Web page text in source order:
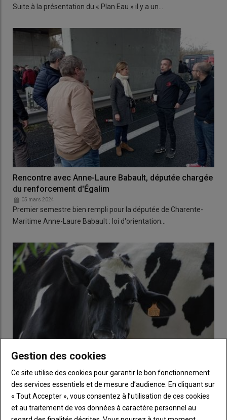
Suite à la présentation du « Plan Eau » il y a un…
Rencontre avec Anne-Laure Babault, députée chargée
du renforcement d'Égalim
05 mars 2024
Premier semestre bien rempli pour la députée de Charente-
Maritime Anne-Laure Babault : loi d'orientation…
Observatoire des prix du lait : de la stabilité sur un an
Le prix du lait de vache conventionnel était de 433 euros les
Gestion des cookies
Ce site utilise des cookies pour garantir le bon fonctionnement
des services essentiels et de mesure d’audience. En cliquant sur
« Tout Accepter », vous consentez à l’utilisation de ces cookies
et au traitement de vos données à caractère personnel au